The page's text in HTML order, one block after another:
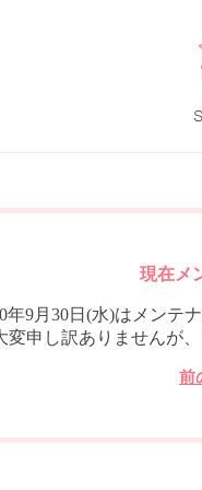
現在メ
年9月30日(水)はメンテ
変申し訳ありませんが
前